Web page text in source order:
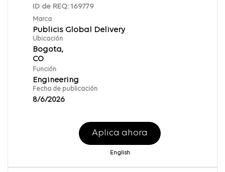
ID de REQ: 169779
Marca
Publicis Global Delivery
Ubicación
Bogota,
Función
Engineering
Fecha de publicación
8/6/2026
Aplica ahora
English